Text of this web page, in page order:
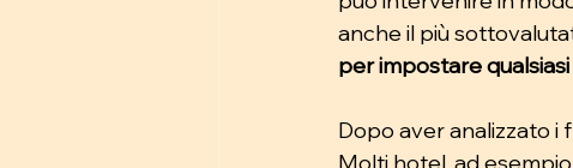
anche il più
per impostare
Dopo aver analizzato i